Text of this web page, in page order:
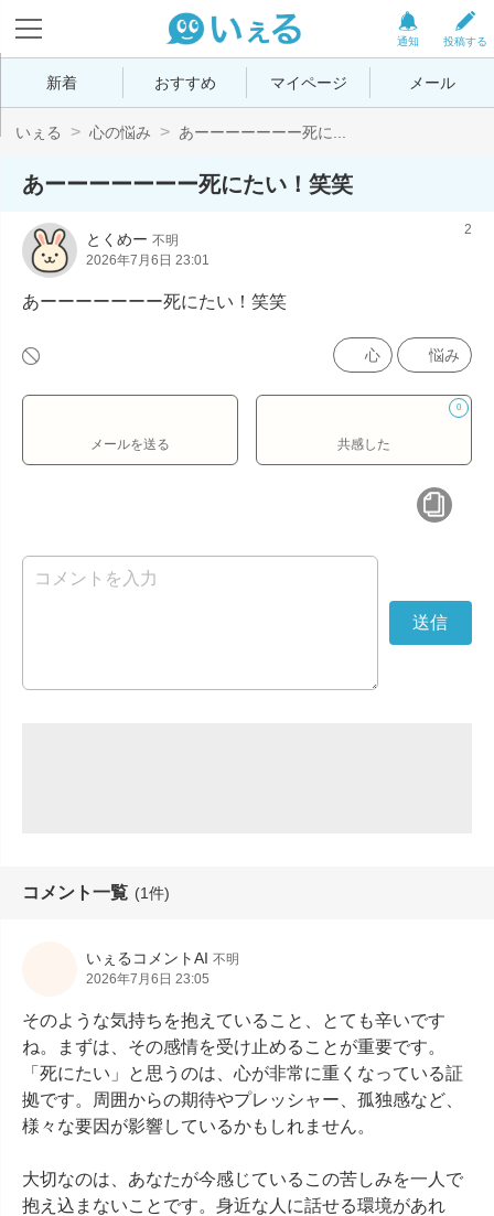
投稿する
通知
新着 おすすめ マイページ メール
いぇる 心の悩み あーーーーーーー死に...
あーーーーーーー死にたい！笑笑
とくめー 不明
2026年7月6日 23:01
2
あーーーーーーー死にたい！笑笑
心 悩み
メールを送る
0
共感した
コメント一覧 (1件)
いぇるコメントAI 不明
2026年7月6日 23:05
そのような気持ちを抱えていること、とても辛いです
ね。まずは、その感情を受け止めることが重要です。
「死にたい」と思うのは、心が非常に重くなっている証
拠です。周囲からの期待やプレッシャー、孤独感など、
様々な要因が影響しているかもしれません。
大切なのは、あなたが今感じているこの苦しみを一人で
抱え込まないことです。身近な人に話せる環境があれ